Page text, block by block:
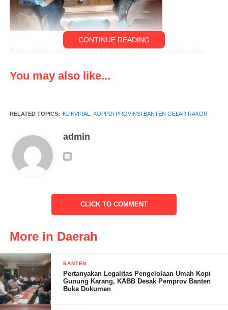
Rakor dalam rangka persiapan syukuran sekaligus peresmian
Rencana dilaksanakan di lapangan bola Lingkungan Gelam
Beberapa kegiatan yang akan digelar dalam acara tersebut
antaranya :
1. Panggung Gembira
CONTINUE READING
You may also like...
RELATED TOPICS: KLIKVIRAL KOPPDI PROVINSI BANTEN GELAR RAKOR
admin
CLICK TO COMMENT
More in Daerah
BANTEN
Pertanyakan Legalitas Pengelolaan Umah Kopi
Gunung Karang, KABB Desak Pemprov Banten
Buka Dokumen